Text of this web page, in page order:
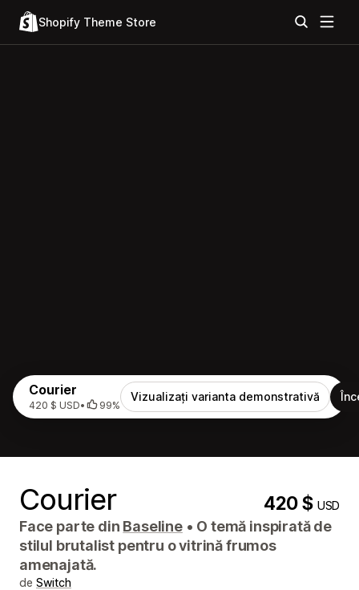
Shopify Theme Store
Courier
420 $ USD• 99%
Vizualizați varianta demonstrativă
Courier 420 $USD
Face parte din Baseline • O temă inspirată de
stilul brutalist pentru o vitrină frumos
amenajată.
de Switch